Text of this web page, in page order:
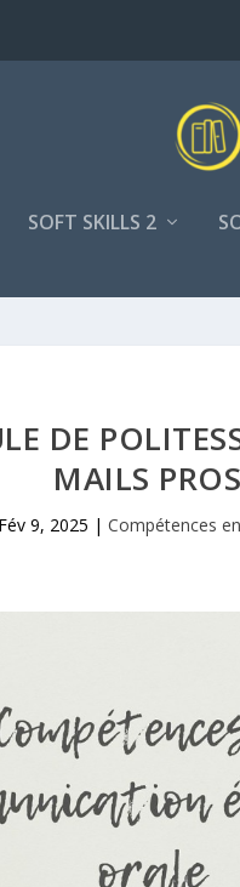
SOFT SKILLS 2
DE
MAILS PROS
Fév 9, 2025 |Compétences